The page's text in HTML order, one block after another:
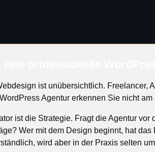
ist unübersichtlich.
Agentur erkennen Sie nicht
ist die Strategie. Fragt die Agentur
Wer mit dem Design beginnt, hat
wird aber in der Praxis selten